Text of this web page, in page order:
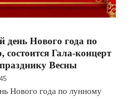
день Нового года по
Гала-концерт
Весны
Нового года по лунному